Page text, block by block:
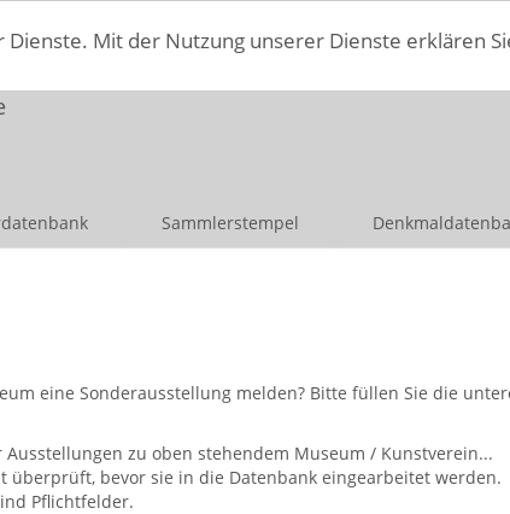
Mit der Nutzung unserer Dienste erklären
Sammlerstempel
eine Sonderausstellung melden? Bitte füllen Sie die
zu oben stehendem Museum / Kunstverein...
überprüft, bevor sie in die Datenbank eingearbeitet werden.
Pflichtfelder.